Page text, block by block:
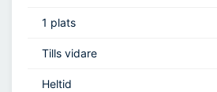
1 plats
Tills vidare
Heltid